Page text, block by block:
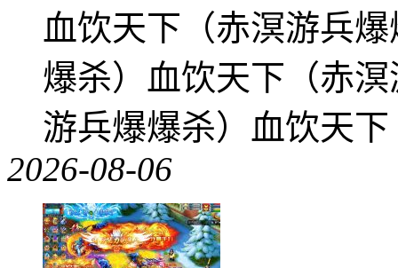
血饮天下（赤溟游兵
爆杀）血饮天下（赤
游兵爆爆杀）血饮天
2026-08-06